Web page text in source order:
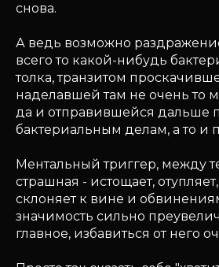
снова.
А ведь возможно
всего то какой-нибудь
толка, транзитом
наделавшей там не очень то
да и отправившейся дальше
бактериальным делам, а то и
Ментальный триггер, между
страшная - истощает,
склоняет к вине и
значимость сильно
главное, избавиться от него